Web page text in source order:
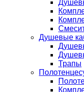
Душевые
Трапы